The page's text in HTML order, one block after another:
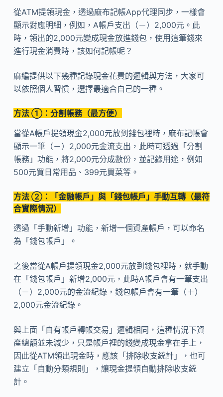
從ATM提領現金，透過麻布記帳App代理同步，一樣會
顯示對應明細，例如，A帳戶支出（－）2,000元。此
時，領出的2,000元變成現金放進錢包，使用這筆錢來
進行現金消費時，該如何記帳呢？
麻編提供以下幾種記錄現金花費的邏輯與方法，大家可
以依照個人習慣，選擇最適合自己的一種。
方法 ①：分割帳務（最方便）
當從A帳戶提領現金2,000元放到錢包裡時，麻布記帳會
顯示一筆（－）2,000元金流支出，此時可透過「分割
帳務」功能，將2,000元分成數份，並記錄用途，例如
500元買日常用品、399元買菜等。
方法 ②：「金融帳戶」與「錢包帳戶」手動互轉（最符
合實際情況）
透過「手動新增」功能，新增一個資產帳戶，可以命名
為「錢包帳戶」。
之後當從A帳戶提領現金2,000元放到錢包裡時，就手動
在「錢包帳戶」新增2,000元，此時A帳戶會有一筆支出
（－）2,000元的金流紀錄，錢包帳戶會有一筆（＋）
2,000元金流紀錄。
與上面「自有帳戶轉帳交易」邏輯相同，這種情況下資
產總額並未減少，只是帳戶裡的錢變成現金拿在手上，
因此從ATM領出現金時，應該「排除收支統計」，也可
建立「自動分類規則」，讓現金提領自動排除收支統
計。